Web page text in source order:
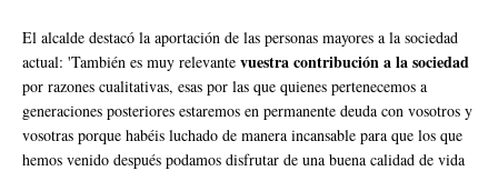
El alcalde destacó la aportación de las personas mayores a la sociedad
actual: 'También es muy relevante vuestra contribución a la sociedad
por razones cualitativas, esas por las que quienes pertenecemos a
generaciones posteriores estaremos en permanente deuda con vosotros y
vosotras porque habéis luchado de manera incansable para que los que
hemos venido después podamos disfrutar de una buena calidad de vida